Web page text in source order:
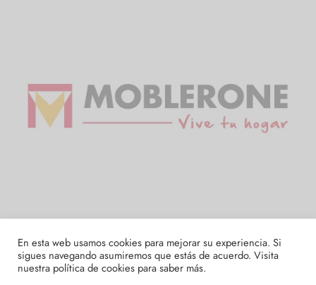
En esta web usamos cookies para mejorar su experiencia. Si
sigues navegando asumiremos que estás de acuerdo. Visita
nuestra política de cookies para saber más.